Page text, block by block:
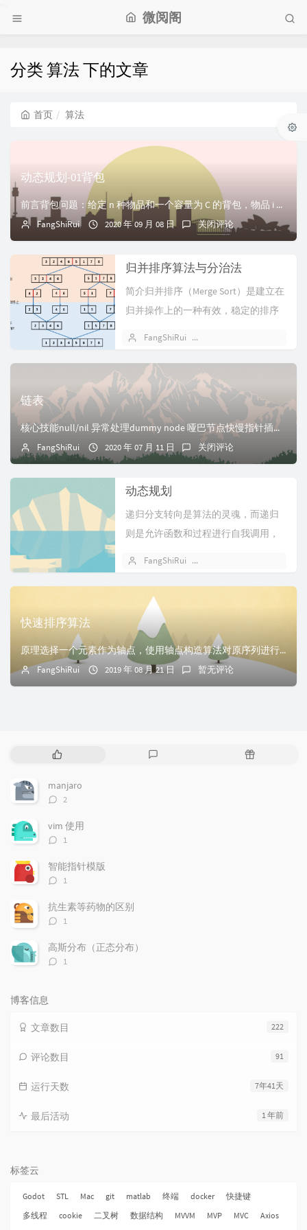
微阅阁
分类 算法 下的文章
首页 算法
动态规划-01背包
前言背包问题：给定 n 种物品和一个容量为 C 的背包，物品 i 的重量是 wi，其价值为 vi 。问：应该如何选择装入背包的物品，使得装入背包中的物品的...
FangShiRui 2020 年 09 月 08 日 关闭评论
归并排序算法与分治法
简介归并排序（Merge Sort）是建立在
归并操作上的一种有效，稳定的排序
FangShiRui
链表
核心技能null/nil 异常处理dummy node 哑巴节点快慢指针插入一个节点到排序链表从一个链表中移除一个节点翻转链表合并两个链表找到链表的中间节...
FangShiRui 2020 年 07 月 11 日 关闭评论
动态规划
递归分支转向是算法的灵魂，而递归
则是允许函数和过程进行自我调用，
FangShiRui
快速排序算法
原理选择一个元素作为轴点，使用轴点构造算法对原序列进行改造，使得位于轴点前的元素均不大于轴点，位于轴点后的元素均不小于轴点，再以轴点为界，分别递归地对前后...
FangShiRui 2019 年 08 月 21 日 暂无评论
热
文
章
随
manjaro
评
数：
2
vim 使用
评
数：
1
智能指针模版
评
数：
1
抗生素等药物的区别
评
数：
1
高斯分布（正态分布）
评1
博客信息
222
文章数目
91
评论数目
7年41天
运行天数
1 年前
最后活动
标签云
Godot STL Mac git matlab 终端 docker
快捷键
多线程
cookie 二叉树 数据结构 MVVM MVP MVC
Axios